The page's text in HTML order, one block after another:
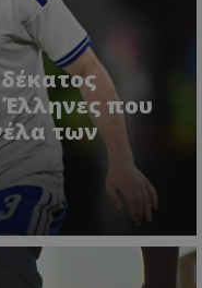
Έλληνες που
των